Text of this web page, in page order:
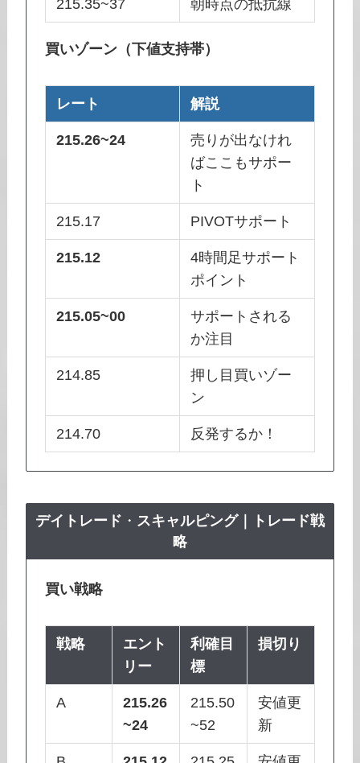
215.35~37 朝時点の抵抗線
買いゾーン（下値支持帯）
レート 解説
215.26~24
売りが出なけれ
ばここもサポー
ト
215.17 PIVOTサポート
215.12
4時間足サポート
ポイント
215.05~00
サポートされる
か注目
214.85
押し目買いゾー
ン
214.70 反発するか！
デイトレード ・ スキャルピング｜トレード戦
略
買い戦略
戦略
エント
リー
利確目
標
損切り
A
215.26
~24
215.50
~52
安値更
新